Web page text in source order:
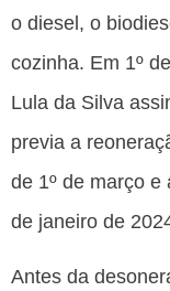
o diesel, o
cozinha. Em 1º
Lula da Silva
previa a
de 1º de março e
de janeiro de
Antes da